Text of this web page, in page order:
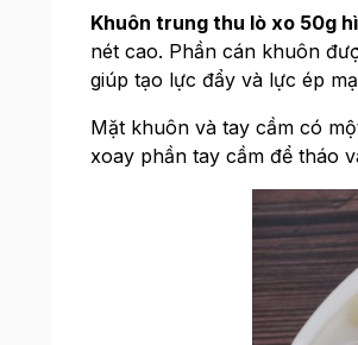
Khuôn trung thu lò xo 50g
nét cao. Phần cán khuôn
giúp tạo lực đẩy và lực ép
Mặt khuôn và tay cầm có
xoay phần tay cầm để tháo